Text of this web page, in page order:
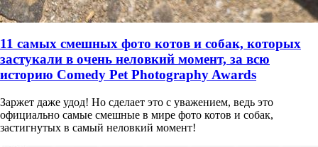
11 самых смешных фото котов и собак, которых
застукали в очень неловкий момент, за всю
историю Comedy Pet Photography Awards
Заржет даже удод! Но сделает это с уважением, ведь это
официально самые смешные в мире фото котов и собак,
застигнутых в самый неловкий момент!